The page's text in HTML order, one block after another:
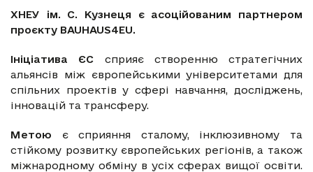
ХНЕУ ім. С. Кузнеця є асоційованим партнером
проєкту BAUHAUS4EU.
Ініціатива ЄС сприяє створенню стратегічних
альянсів між європейськими університетами для
спільних проектів у сфері навчання, досліджень,
інновацій та трансферу.
Метою є сприяння сталому, інклюзивному та
стійкому розвитку європейських регіонів, а також
міжнародному обміну в усіх сферах вищої освіти.